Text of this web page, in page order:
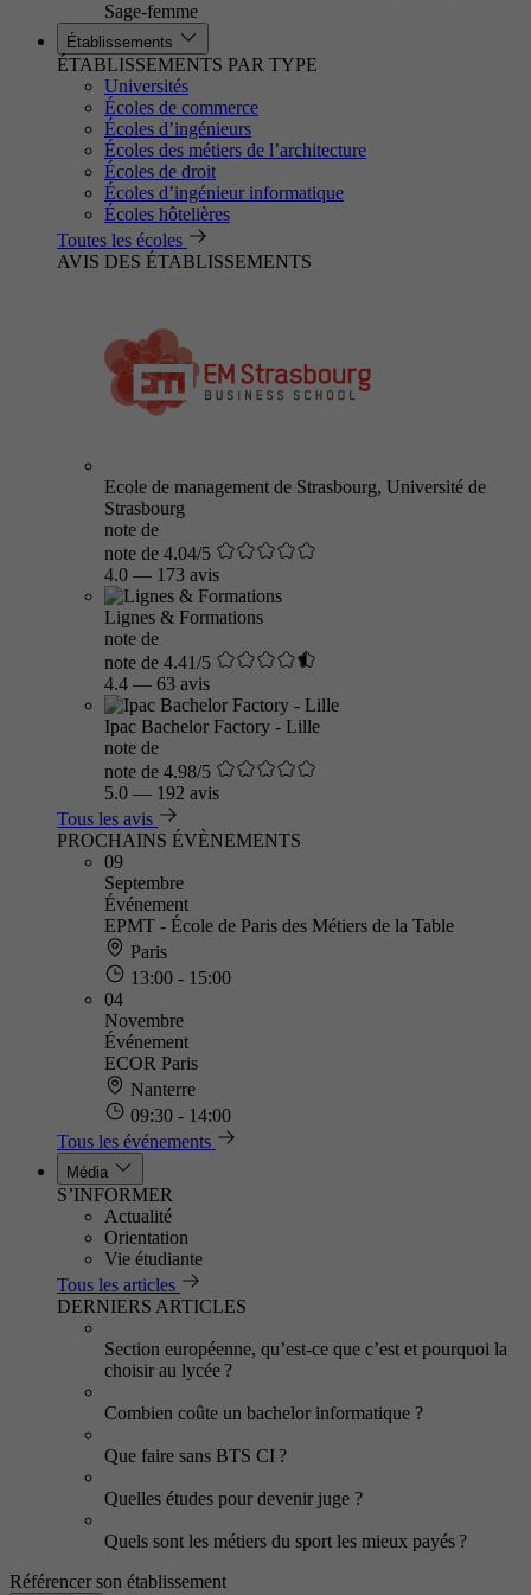
Sage-femme
Établissements
ÉTABLISSEMENTS PAR TYPE
Universités
Écoles de commerce
Écoles d’ingénieurs
Écoles des métiers de l’architecture
Écoles de droit
Écoles d’ingénieur informatique
Écoles hôtelières
Toutes les écoles
AVIS DES ÉTABLISSEMENTS
Ecole de management de Strasbourg, Université de
Strasbourg
note de
note de 4.04/5
4.0 — 173 avis
Lignes & Formations
note de
note de 4.41/5
4.4 — 63 avis
Ipac Bachelor Factory - Lille
note de
note de 4.98/5
5.0 — 192 avis
Tous les avis
PROCHAINS ÉVÈNEMENTS
09
Septembre
Événement
EPMT - École de Paris des Métiers de la Table
Paris
13:00 - 15:00
04
Novembre
Événement
ECOR Paris
Nanterre
09:30 - 14:00
Tous les événements
Média
S’INFORMER
Actualité
Orientation
Vie étudiante
Tous les articles
DERNIERS ARTICLES
Section européenne, qu’est-ce que c’est et pourquoi la
choisir au lycée ?
Combien coûte un bachelor informatique ?
Que faire sans BTS CI ?
Quelles études pour devenir juge ?
Quels sont les métiers du sport les mieux payés ?
Référencer son établissement